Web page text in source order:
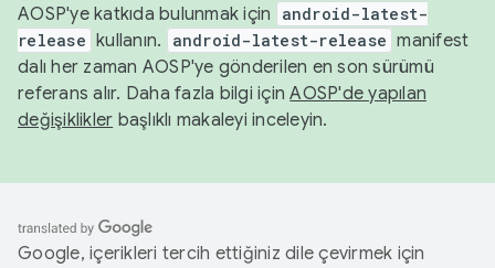
AOSP'ye katkıda bulunmak için
android-latest-
release kullanın. android-latest-release manifest
dalı her zaman AOSP'ye gönderilen en son sürümü
referans alır. Daha fazla bilgi içinAOSP'de yapılan
değişiklikler başlıklı makaleyi inceleyin.
Google, içerikleri tercih ettiğiniz dile çevirmek için